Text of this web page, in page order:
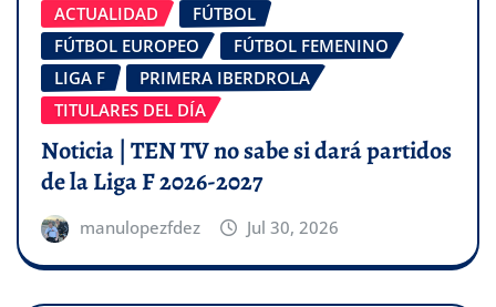
ACTUALIDAD
FÚTBOL
FÚTBOL EUROPEO
FÚTBOL FEMENINO
LIGA F
PRIMERA IBERDROLA
TITULARES DEL DÍA
Noticia | TEN TV no sabe si dará partidos
de la Liga F 2026-2027
manulopezfdez Jul 30, 2026